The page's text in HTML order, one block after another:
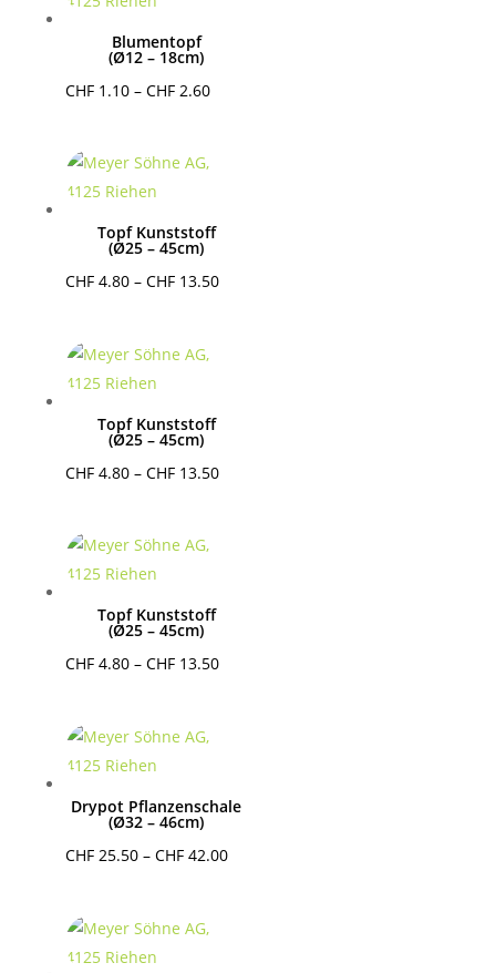
Blumentopf
(Ø12 – 18cm)
CHF1.10 – CHF2.60Preisspanne:
Topf Kunststoff
(Ø25 – 45cm)
CHF4.80 – CHF13.50Preisspanne:
Topf Kunststoff
(Ø25 – 45cm)
CHF4.80 – CHF13.50Preisspanne:
Topf Kunststoff
(Ø25 – 45cm)
CHF4.80 – CHF13.50Preisspanne:
Drypot Pflanzenschale
(Ø32 – 46cm)
CHF25.50 – CHF42.00Preisspanne: